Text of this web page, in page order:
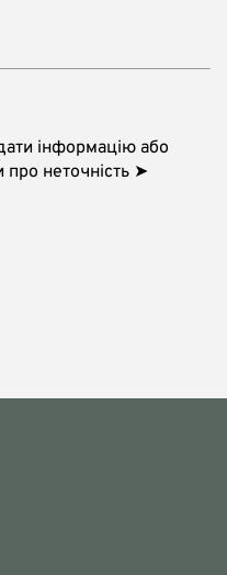
інформацію або
про неточність ➤